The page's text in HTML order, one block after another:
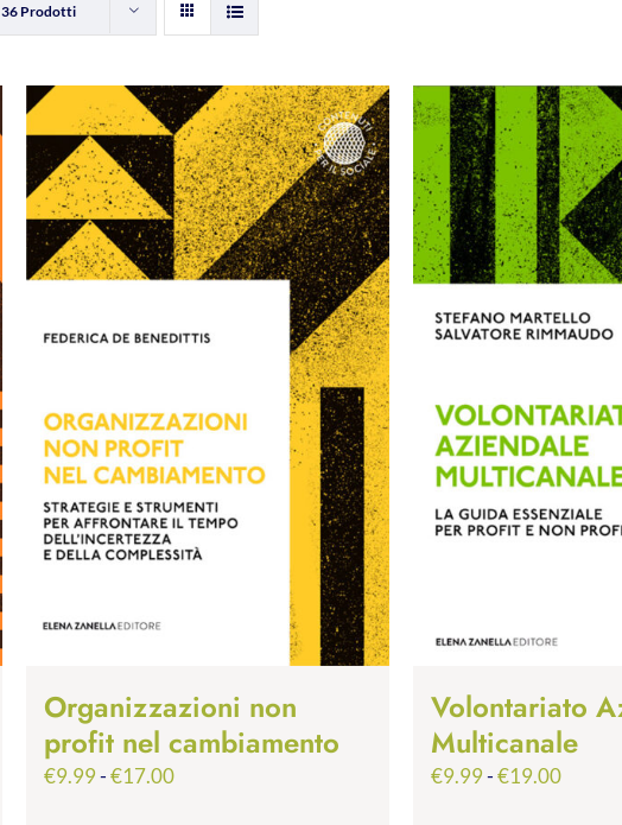
36 Prodotti
Organizzazioni non
profit nel cambiamento
€9.99-€17.00Fascia
Volontariato
Multicanale
€9.99-€19.00Fascia